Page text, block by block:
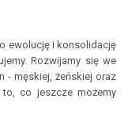
ewolucję i konsolidację
Rozwijamy się we
- męskiej, żeńskiej oraz
co jeszcze możemy